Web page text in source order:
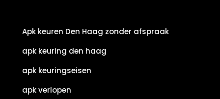
Apk keuren Den Haag zonder afspraak
apk keuring den haag
apk keuringseisen
apk verlopen